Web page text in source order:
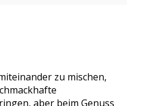
zu mischen,
aber beim Genuss